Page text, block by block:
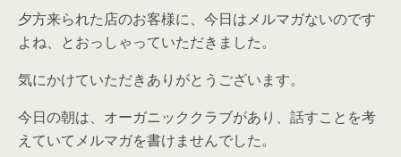
夕方来られた店のお客様に、今日はメルマガないのです
よね、とおっしゃっていただきました。
気にかけていただきありがとうございます。
今日の朝は、オーガニッククラブがあり、話すことを考
えていてメルマガを書けませんでした。